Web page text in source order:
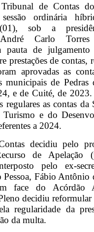
de Contas
ordinária
(01), sob a
Carlo Torres
pauta de
prestações de contas,
aprovadas as
municipais de Pedras
e de Cuité, de 2023.
regulares as contas da
e do
a 2024.
decidiu pelo
de Apelação
pelo ex-
Pessoa, Fábio Antônio
face do Acórdão
decidiu reformular
regularidade da
da multa.